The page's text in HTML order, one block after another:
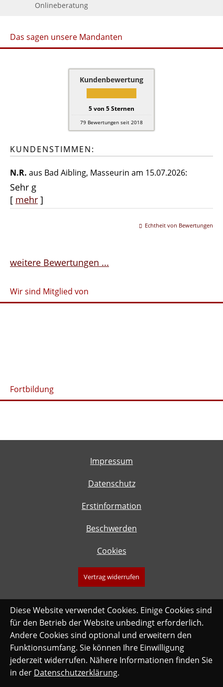
Onlineberatung
Das sagen unsere Mandanten
Kundenbewertung
5von 5Sternen
79 Bewertungen seit 2018
KUNDENSTIMMEN:
N.R. aus Bad Aibling, Masseurin am 15.07.2026:
Sehr g
[ mehr ]
Echtheit von Bewertungen
weitere Bewertungen ...
Wir sind Mitglied von
Fortbildung
Impressum
Datenschutz
Erstinformation
Beschwerden
Cookies
Vertrag widerrufen
Diese Website verwendet Cookies. Einige Cookies sind
für den Betrieb der Website unbedingt erforderlich.
Andere Cookies sind optional und erweitern den
Funktionsumfang. Sie können Ihre Einwilligung
jederzeit widerrufen. Nähere Informationen finden Sie
in der Datenschutzerklärung.